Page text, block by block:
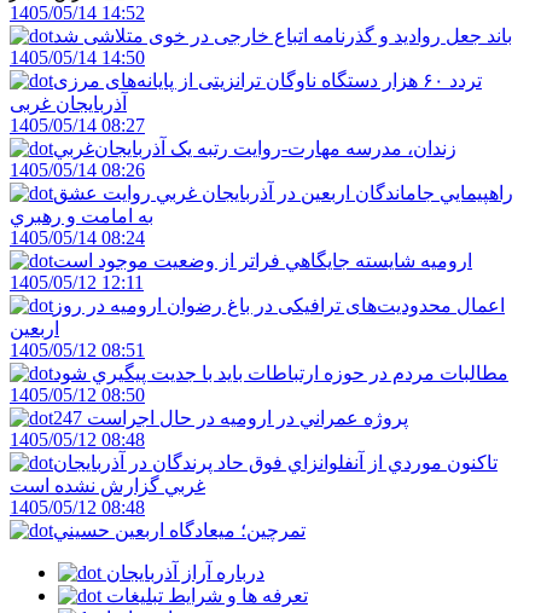
1405/05/14 14:52
باند جعل روادید و گذرنامه اتباع خارجی در خوی متلاشی شد
1405/05/14 14:50
تردد ۶۰ هزار دستگاه ناوگان ترانزیتی از پایانه‌های مرزی
آذربایجان ‌غربی
1405/05/14 08:27
زندان، مدرسه مهارت-روايت رتبه يک آذربايجان‌غربي
1405/05/14 08:26
راهپيمايي جاماندگان اربعين در آذربايجان غربي روايت عشق
به امامت و رهبري
1405/05/14 08:24
اروميه شايسته جايگاهي فراتر از وضعيت موجود است
1405/05/12 12:11
اعمال محدودیت‌های ترافیکی در باغ رضوان ارومیه در روز
اربعین
1405/05/12 08:51
مطالبات مردم در حوزه ارتباطات بايد با جديت پيگيري شود
1405/05/12 08:50
247 پروژه عمراني در اروميه در حال اجراست
1405/05/12 08:48
تاکنون موردي از آنفلوانزاي فوق حاد پرندگان در آذربايجان
غربي گزارش نشده است
1405/05/12 08:48
تمرچين؛ ميعادگاه اربعين حسيني
درباره آراز آذربایجان
تعرفه ها و شرایط تبلیغات